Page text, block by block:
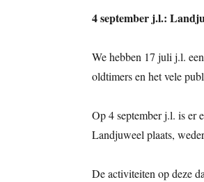
4 september j.l.:
We hebben 17 juli j.l.
oldtimers en het vele
Op 4 september j.l. is er
Landjuweel plaats,
De activiteiten op deze